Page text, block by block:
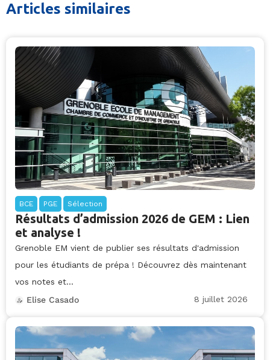
Articles similaires
BCE PGE Sélection
Résultats d’admission 2026 de GEM : Lien
et analyse !
Grenoble EM vient de publier ses résultats d'admission
pour les étudiants de prépa ! Découvrez dès maintenant
vos notes et...
Elise Casado
8 juillet 2026